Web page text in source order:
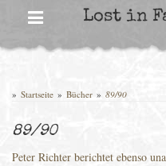
Lost in
» Startseite » Bücher » 89/90
89/90
Peter Richter berichtet ebenso